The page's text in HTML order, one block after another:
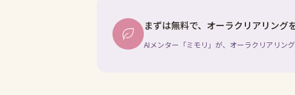
まずは無料で、オーラクリアリング
AIメンター「ミモリ」が、オーラクリアリン